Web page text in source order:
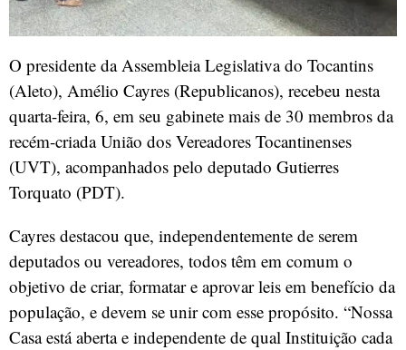
O presidente da Assembleia Legislativa do Tocantins
(Aleto), Amélio Cayres (Republicanos), recebeu nesta
quarta-feira, 6, em seu gabinete mais de 30 membros da
recém-criada União dos Vereadores Tocantinenses
(UVT), acompanhados pelo deputado Gutierres
Torquato (PDT).
Cayres destacou que, independentemente de serem
deputados ou vereadores, todos têm em comum o
objetivo de criar, formatar e aprovar leis em benefício da
população, e devem se unir com esse propósito. “Nossa
Casa está aberta e independente de qual Instituição cada